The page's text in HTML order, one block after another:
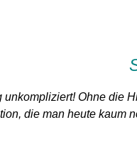
Ohne die
die man heute kaum